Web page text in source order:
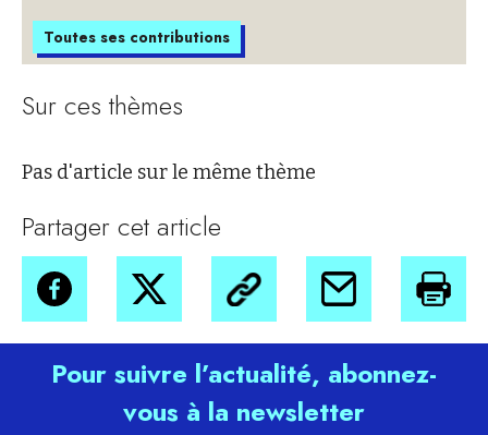
Toutes ses contributions
Sur ces thèmes
Pas d'article sur le même thème
Partager cet article
Pour suivre l’actualité, abonnez-
vous à la newsletter